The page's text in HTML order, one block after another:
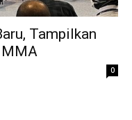
Tampilkan
MMA
0